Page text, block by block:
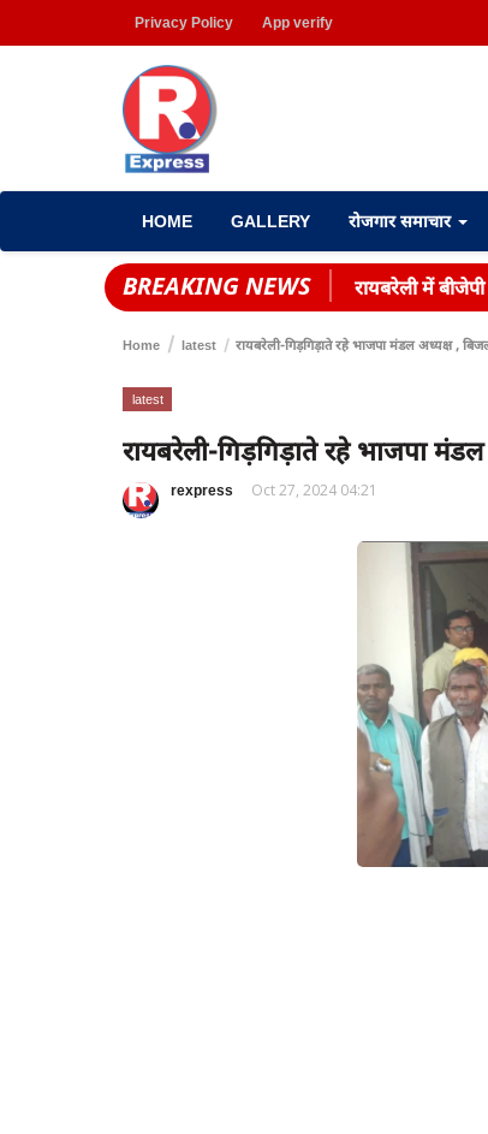
Privacy Policy App verify
HOME GALLERY रोजगार समाचार
BREAKING NEWS रायबरेली में बीजेपी
Home latest रायबरेली-गिड़गिड़ाते रहे भाजपा मंडल अध्यक्ष ,
latest
रायबरेली-गिड़गिड़ाते रहे भाजपा
rexpress Oct 27, 2024 04:21